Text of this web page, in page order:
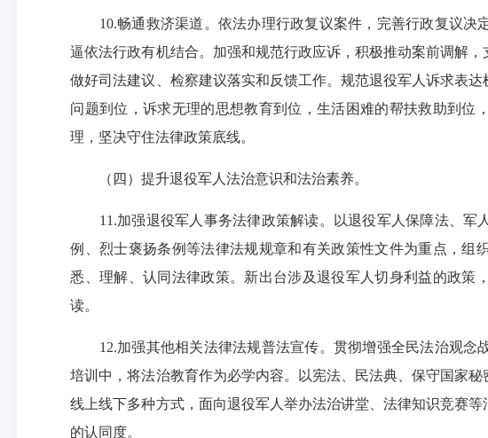
10.畅通救济渠道。依法办理行政复议案件，完善行政复议决
逼依法行政有机结合。加强和规范行政应诉，积极推动案前调解
做好司法建议、检察建议落实和反馈工作。规范退役军人诉求表
问题到位，诉求无理的思想教育到位，生活困难的帮扶救助到位
理，坚决守住法律政策底线。
（四）提升退役军人法治意识和法治素养。
11.加强退役军人事务法律政策解读。以退役军人保障法、军
例、烈士褒扬条例等法律法规规章和有关政策性文件为重点，组
悉、理解、认同法律政策。新出台涉及退役军人切身利益的政策
读。
12.加强其他相关法律法规普法宣传。贯彻增强全民法治观念
培训中，将法治教育作为必学内容。以宪法、民法典、保守国家
线上线下多种方式，面向退役军人举办法治讲堂、法律知识竞赛
的认同度。